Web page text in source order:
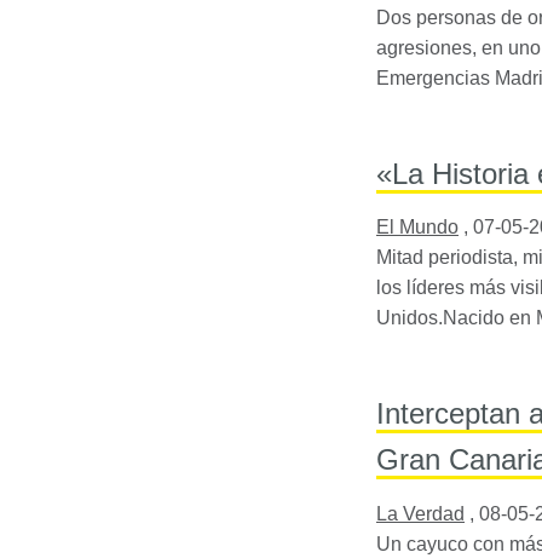
Dos personas de
agresiones, en
Emergencias
«La Historia
El Mundo , 07-05-
Mitad periodista,
los líderes más
Unidos.Nacido en
Interceptan
Gran
La Verdad , 08-05-
Un cayuco con